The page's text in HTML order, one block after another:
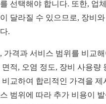
선택해야 합니다. 또한, 업
달라질 수 있으므로, 장비
.
가격과 서비스 범위를 비교
면적, 오염 정도, 장비 사용량
비교하여 합리적인 가격을
범위에 따라 추가 비용이